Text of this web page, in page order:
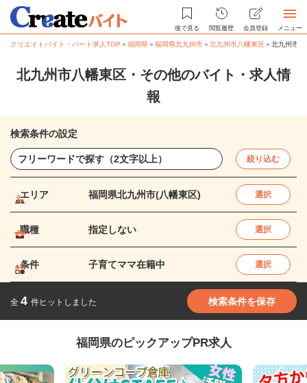
後で見る 閲覧履歴 会員登録 メニュー
クリエイトバイト・パート求人TOP ＞福岡県＞福岡県北九州市＞北九州市八幡東区＞北九州市
北九州市八幡東区・その他のバイト・求人情
報
検索条件の設定
絞り込む
エリア 福岡県北九州市(八幡東区) 選択
職種 指定しない 選択
条件 子育てママ在籍中 選択
全 4 件ヒットしました 検索条件を保存
福岡県のピックアップPR求人